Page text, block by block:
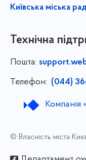
Київська міська
Технічна
Пошта:
Телефон: (044)
Компанія
© Власність міста